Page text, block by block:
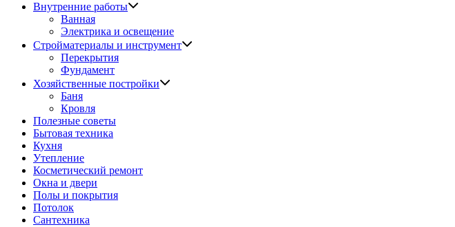
Внутренние работы
Ванная
Электрика и освещение
Стройматериалы и инструмент
Перекрытия
Фундамент
Хозяйственные постройки
Баня
Кровля
Полезные советы
Бытовая техника
Кухня
Утепление
Косметический ремонт
Окна и двери
Полы и покрытия
Потолок
Сантехника